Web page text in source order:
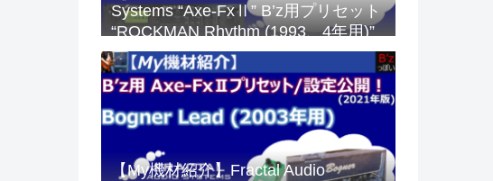
Systems “Axe-FxⅡ” B’z用プリセット
“ROCKMAN Rhythm (1993、4年用)”
2023年版
【My機材紹介】Fractal Audio